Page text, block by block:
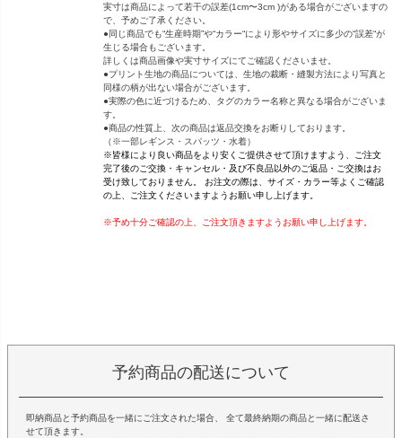
実寸は商品によって若干の誤差(1cm〜3cm )がある場合がございますの
で、予めご了承ください。
●同じ商品でも“生産時期”や“カラー“により形やサイズに多少の“誤差“が
生じる場合もございます。
詳しくは商品画像や実寸サイズにてご確認くださいませ。
●プリント生地の商品については、生地の裁断・縫製方法により写真と
同様の柄が出ない場合がございます。
●実際の色に近づけるため、タグのカラー名称と異なる場合がございま
す。
●商品の性質上、次の商品は返品交換をお断りしております。
（※一部レギンス・スパッツ・水着）
※皆様により良い商品をより安くご提供させて頂けますよう、ご注文
完了後のご交換・キャンセル・及び不良品以外のご返品・ご交換はお
受け致しておりません。 お注文の際は、サイズ・カラー等よくご確認
の上、ご注文くださいますようお願い申し上げます。
※予め十分ご確認の上、ご注文頂きますようお願い申し上げます。
予約商品の配送について
即納商品と予約商品を一緒にご注文された場合、 全て最終納期の商品と一緒に配送さ
せて頂きます。